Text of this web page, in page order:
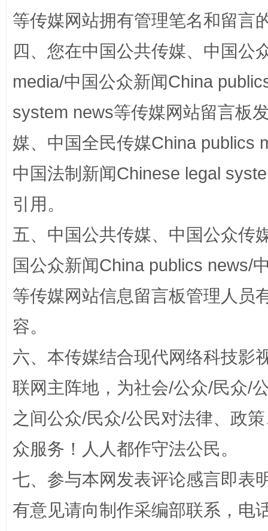
站台名比不上好声名
漫山遍野的桃花与雪山、麦地、白藏房 除
招工难、用工荒背后
等传媒网站拥有管理笔名和留言
四、您在中国公共传媒、中国公
media/中国公众新闻China
system news等传媒网站留言板
媒、中国全民传媒China publics
中国法制新闻Chinese legal
引用。
五、中国公共传媒、中国公众传
国公众新闻China publics news/
等传媒网站信息留言板管理人员
容。
六、本传媒结合现代网络科技影
联网主阵地，为社会/公众/民众/
之间公众/民众/公民对法律、政
众服务！人人都作守法公民。
七、参与本网发表评论感言即表
有意见请向制作采编部联系，电